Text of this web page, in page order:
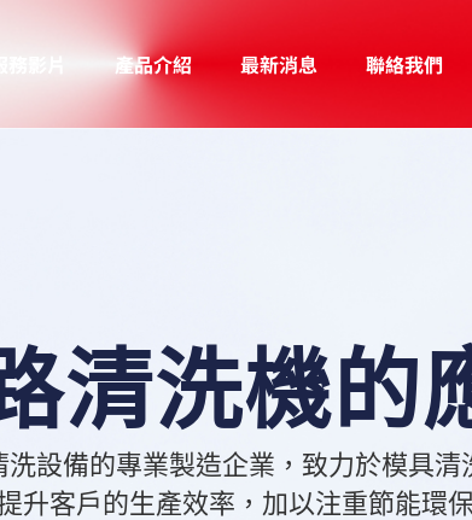
產品介紹 最新消息 聯絡我們
清洗機
設備的專業製造企業，致力於模具清
升客戶的生產效率，加以注重節能環